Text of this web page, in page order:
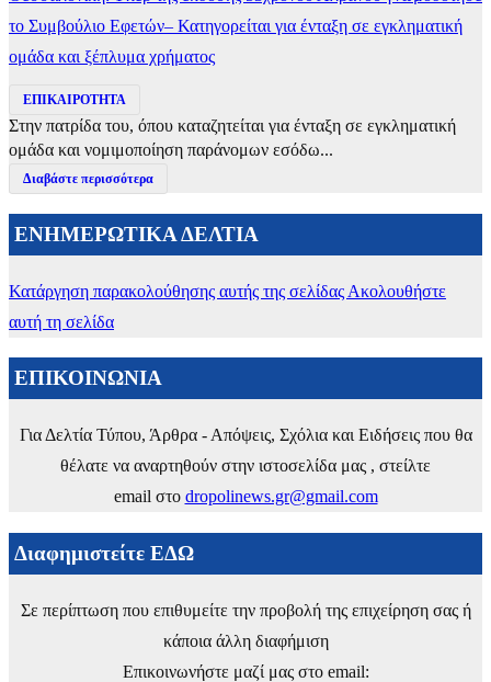
το Συμβούλιο Εφετών– Κατηγορείται για ένταξη σε εγκληματική
ομάδα και ξέπλυμα χρήματος
ΕΠΙΚΑΙΡΟΤΗΤΑ
Στην πατρίδα του, όπου καταζητείται για ένταξη σε εγκληματική
ομάδα και νομιμοποίηση παράνομων εσόδω...
Διαβάστε περισσότερα
ΕΝΗΜΕΡΩΤΙΚΑ ΔΕΛΤΙΑ
Κατάργηση παρακολούθησης αυτής της σελίδας Ακολουθήστε
αυτή τη σελίδα
ΕΠΙΚΟΙΝΩΝΙΑ
Για Δελτία Τύπου, Άρθρα - Απόψεις, Σχόλια και Ειδήσεις που θα
θέλατε να αναρτηθούν στην ιστοσελίδα μας , στείλτε
email στο dropolinews.gr@gmail.com
Διαφημιστείτε ΕΔΩ
Σε περίπτωση που επιθυμείτε την προβολή της επιχείρηση σας ή
κάποια άλλη διαφήμιση
Επικοινωνήστε μαζί μας στο email: